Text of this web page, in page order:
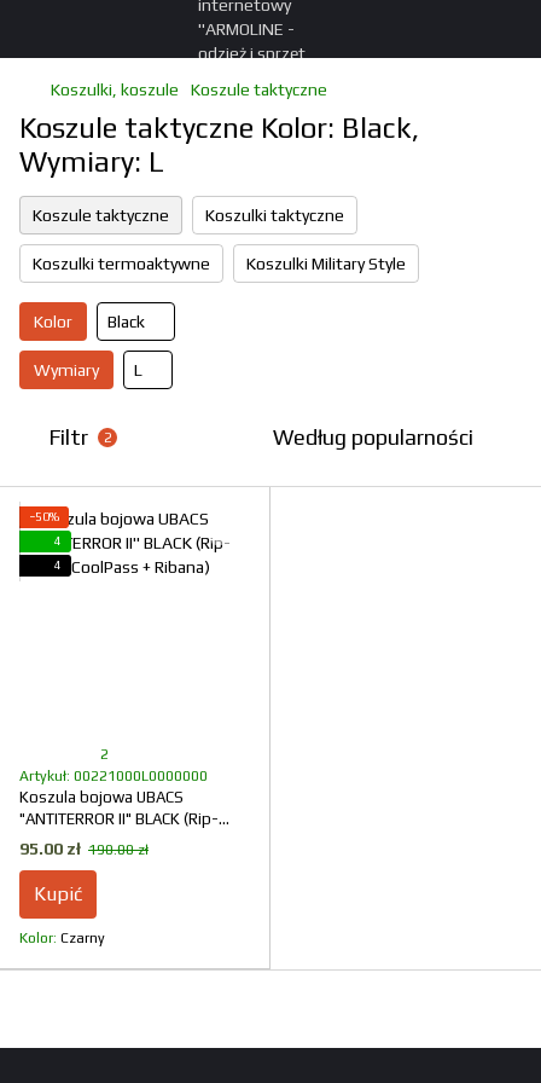
Koszulki, koszule Koszule taktyczne
Koszule taktyczne Kolor: Black,
Wymiary: L
Koszule taktyczne Koszulki taktyczne
Koszulki termoaktywne Koszulki Military Style
Kolor Black
Wymiary L
Filtr 2 Według popularności
−50%
4
4
2
Artykuł: 00221000L0000000
Koszula bojowa UBACS
"ANTITERROR II" BLACK (Rip-
Stop + CoolPass + Ribana)
95.00 zł 190.00 zł
Kupić
Kolor Czarny